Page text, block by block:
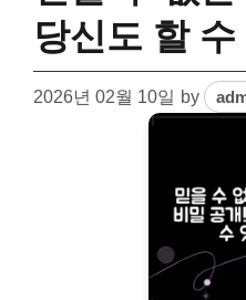
당신도 할 수
2026년 02월 10일 by